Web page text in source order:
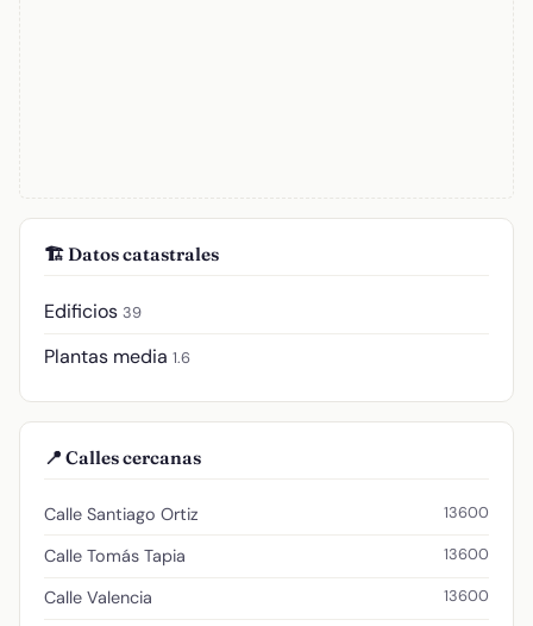
🏗️ Datos catastrales
Edificios 39
Plantas media 1.6
📍 Calles cercanas
Calle Santiago Ortiz 13600
Calle Tomás Tapia 13600
Calle Valencia 13600